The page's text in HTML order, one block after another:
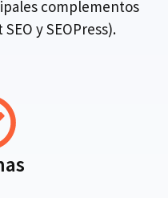
complementos
y SEOPress).